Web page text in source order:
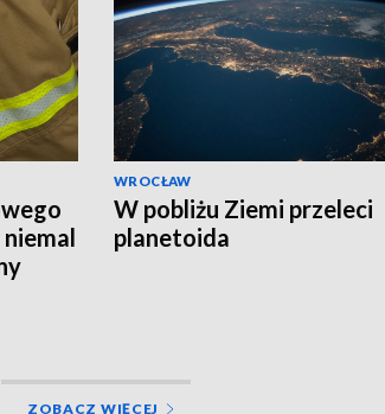
WROCŁAW
W pobliżu Ziemi przeleci
planetoida
ZOBACZ WIĘCEJ